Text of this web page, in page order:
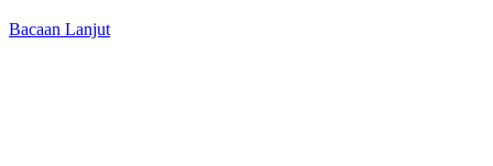
Bacaan Lanjut